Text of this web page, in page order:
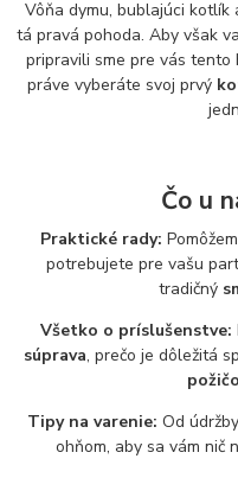
Vôňa dymu, bublajúci
tá pravá pohoda. Aby však
pripravili sme pre vás tento
práve vyberáte svoj prvý
Čo u
Praktické rady:
potrebujete pre vašu
tradičný
Všetko o príslušenstve:
súprava, prečo je dôležitá
Tipy na varenie: Od
ohňom, aby sa vám nič